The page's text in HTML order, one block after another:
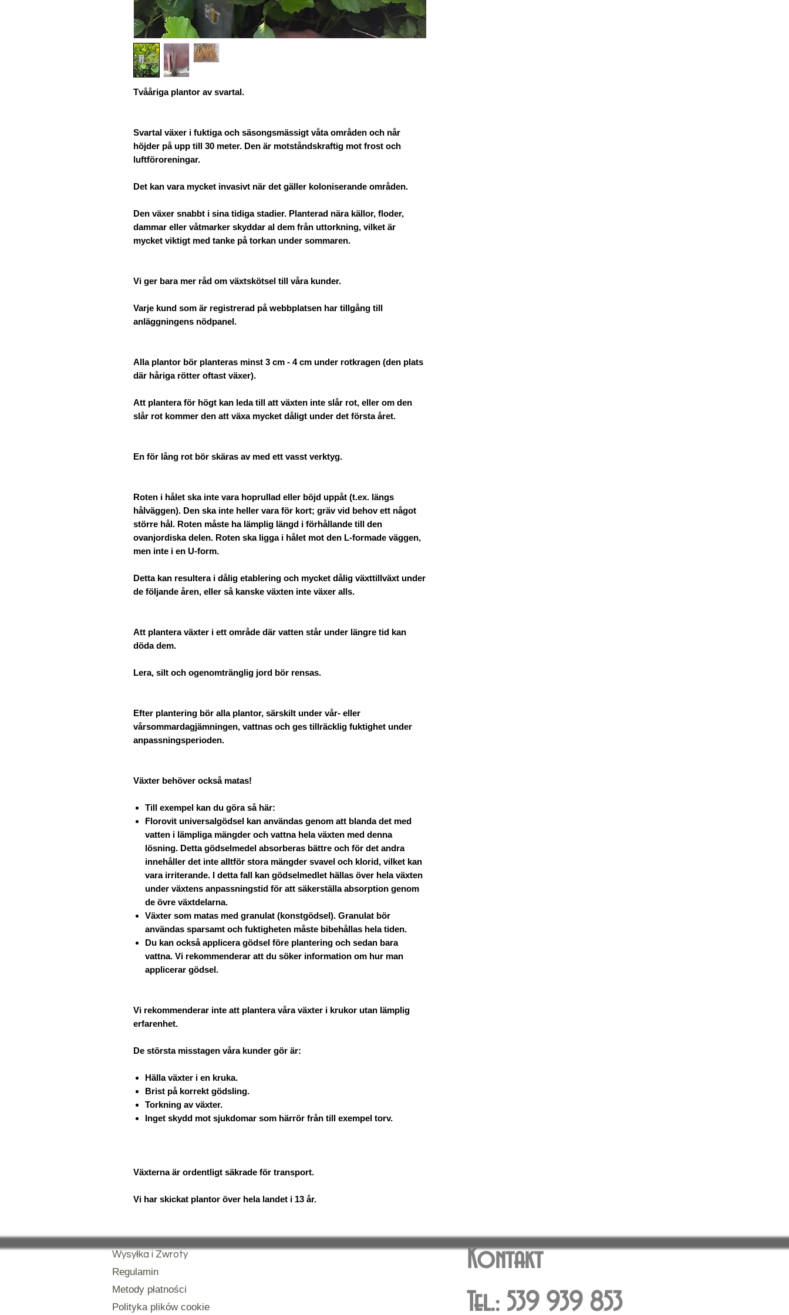
Tvååriga plantor av svartal.
Svartal växer i fuktiga och säsongsmässigt våta områden och når
höjder på upp till 30 meter. Den är motståndskraftig mot frost och
luftföroreningar.
Det kan vara mycket invasivt när det gäller koloniserande områden.
Den växer snabbt i sina tidiga stadier. Planterad nära källor, floder,
dammar eller våtmarker skyddar al dem från uttorkning, vilket är
mycket viktigt med tanke på torkan under sommaren.
Vi ger bara mer råd om växtskötsel till våra kunder.
Varje kund som är registrerad på webbplatsen har tillgång till
anläggningens nödpanel.
Alla plantor bör planteras minst 3 cm - 4 cm under rotkragen (den plats
där håriga rötter oftast växer).
Att plantera för högt kan leda till att växten inte slår rot, eller om den
slår rot kommer den att växa mycket dåligt under det första året.
En för lång rot bör skäras av med ett vasst verktyg.
Roten i hålet ska inte vara hoprullad eller böjd uppåt (t.ex. längs
hålväggen). Den ska inte heller vara för kort; gräv vid behov ett något
större hål. Roten måste ha lämplig längd i förhållande till den
ovanjordiska delen. Roten ska ligga i hålet mot den L-formade väggen,
men inte i en U-form.
Detta kan resultera i dålig etablering och mycket dålig växttillväxt under
de följande åren, eller så kanske växten inte växer alls.
Att plantera växter i ett område där vatten står under längre tid kan
döda dem.
Lera, silt och ogenomtränglig jord bör rensas.
Efter plantering bör alla plantor, särskilt under vår- eller
vårsommardagjämningen, vattnas och ges tillräcklig fuktighet under
anpassningsperioden.
Växter behöver också matas!
Till exempel kan du göra så här:
Florovit universalgödsel kan användas genom att blanda det med
vatten i lämpliga mängder och vattna hela växten med denna
lösning. Detta gödselmedel absorberas bättre och för det andra
innehåller det inte alltför stora mängder svavel och klorid, vilket kan
vara irriterande. I detta fall kan gödselmedlet hällas över hela växten
under växtens anpassningstid för att säkerställa absorption genom
de övre växtdelarna.
Växter som matas med granulat (konstgödsel). Granulat bör
användas sparsamt och fuktigheten måste bibehållas hela tiden.
Du kan också applicera gödsel före plantering och sedan bara
vattna. Vi rekommenderar att du söker information om hur man
applicerar gödsel.
Vi rekommenderar inte att plantera våra växter i krukor utan lämplig
erfarenhet.
De största misstagen våra kunder gör är:
Hälla växter i en kruka.
Brist på korrekt gödsling.
Torkning av växter.
Inget skydd mot sjukdomar som härrör från till exempel torv.
Växterna är ordentligt säkrade för transport.
Vi har skickat plantor över hela landet i 13 år.
Wysyłka i Zwroty
Regulamin
Metody płatności
Polityka plików cookie
Kontakt
Tel.: 539 939 853